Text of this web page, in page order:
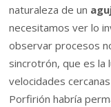
naturaleza de un
necesitamos ver lo
observar procesos
sincrotrón, que es la
velocidades
Porfirión habría